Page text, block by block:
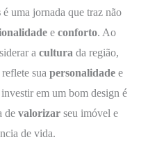
é uma jornada que traz não
e conforto. Ao
a cultura da região,
sua personalidadee
em um bom design é
de valorizarseu imóvel e
de vida.